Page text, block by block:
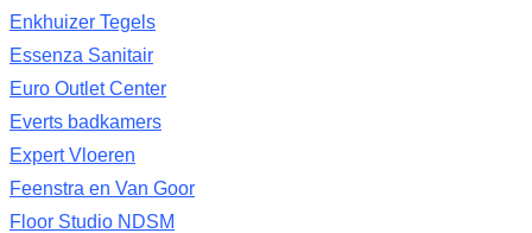
Enkhuizer Tegels
Essenza Sanitair
Euro Outlet Center
Everts badkamers
Expert Vloeren
Feenstra en Van Goor
Floor Studio NDSM